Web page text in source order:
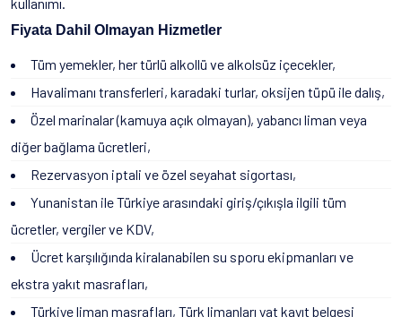
Fiyata Dahil Olmayan Hizmetler
Tüm yemekler, her türlü alkollü ve alkolsüz içecekler,
Havalimanı transferleri, karadaki turlar, oksijen tüpü ile dalış,
Özel marinalar (kamuya açık olmayan), yabancı liman veya
diğer bağlama ücretleri,
Rezervasyon iptali ve özel seyahat sigortası,
Yunanistan ile Türkiye arasındaki giriş/çıkışla ilgili tüm
ücretler, vergiler ve KDV,
Ücret karşılığında kiralanabilen su sporu ekipmanları ve
ekstra yakıt masrafları,
Türkiye liman masrafları, Türk limanları yat kayıt belgesi